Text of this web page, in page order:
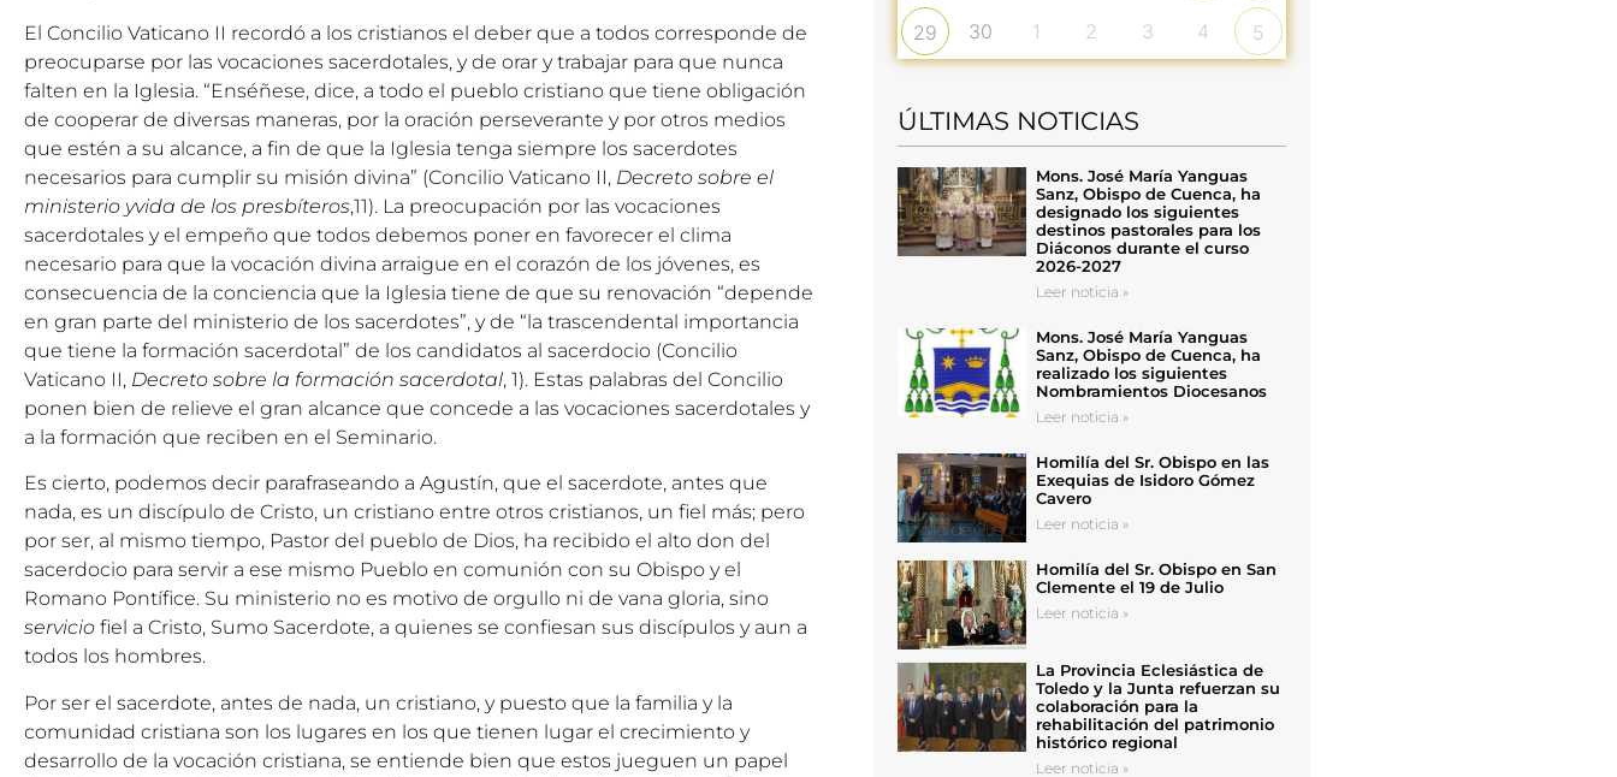
El Concilio Vaticano II recordó a los cristianos el deber que a todos corresponde de
preocuparse por las vocaciones sacerdotales, y de orar y trabajar para que nunca
falten en la Iglesia. “Enséñese, dice, a todo el pueblo cristiano que tiene obligación
de cooperar de diversas maneras, por la oración perseverante y por otros medios
que estén a su alcance, a fin de que la Iglesia tenga siempre los sacerdotes
necesarios para cumplir su misión divina” (Concilio Vaticano II, Decreto sobre el
ministerio yvida de los presbíteros,11). La preocupación por las vocaciones
sacerdotales y el empeño que todos debemos poner en favorecer el clima
necesario para que la vocación divina arraigue en el corazón de los jóvenes, es
consecuencia de la conciencia que la Iglesia tiene de que su renovación “depende
en gran parte del ministerio de los sacerdotes”, y de “la trascendental importancia
que tiene la formación sacerdotal” de los candidatos al sacerdocio (Concilio
Vaticano II, Decreto sobre la formación sacerdotal, 1). Estas palabras del Concilio
ponen bien de relieve el gran alcance que concede a las vocaciones sacerdotales y
a la formación que reciben en el Seminario.
Es cierto, podemos decir parafraseando a Agustín, que el sacerdote, antes que
nada, es un discípulo de Cristo, un cristiano entre otros cristianos, un fiel más; pero
por ser, al mismo tiempo, Pastor del pueblo de Dios, ha recibido el alto don del
sacerdocio para servir a ese mismo Pueblo en comunión con su Obispo y el
Romano Pontífice. Su ministerio no es motivo de orgullo ni de vana gloria, sino
servicio fiel a Cristo, Sumo Sacerdote, a quienes se confiesan sus discípulos y aun a
todos los hombres.
Por ser el sacerdote, antes de nada, un cristiano, y puesto que la familia y la
comunidad cristiana son los lugares en los que tienen lugar el crecimiento y
desarrollo de la vocación cristiana, se entiende bien que estos jueguen un papel
29 30 1 2 3 4 5
ÚLTIMAS NOTICIAS
Mons. José María Yanguas
Sanz, Obispo de Cuenca, ha
designado los siguientes
destinos pastorales para los
Diáconos durante el curso
2026-2027
Leer noticia »
Mons. José María Yanguas
Sanz, Obispo de Cuenca, ha
realizado los siguientes
Nombramientos Diocesanos
Leer noticia »
Homilía del Sr. Obispo en las
Exequias de Isidoro Gómez
Cavero
Leer noticia »
Homilía del Sr. Obispo en San
Clemente el 19 de Julio
Leer noticia »
La Provincia Eclesiástica de
Toledo y la Junta refuerzan su
colaboración para la
rehabilitación del patrimonio
histórico regional
Leer noticia »